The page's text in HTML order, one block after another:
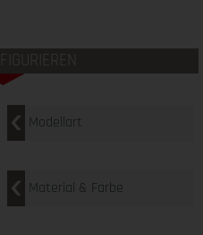
Modellart
Material & Farbe